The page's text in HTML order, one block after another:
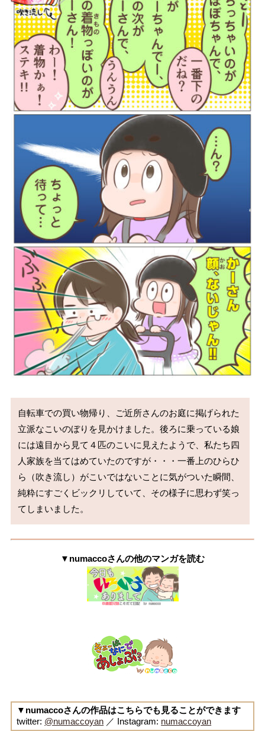
自転車での買い物帰り、ご近所さんのお庭に掲げられた
立派なこいのぼりを見かけました。後ろに乗っている娘
には遠目から見て４匹のこいに見えたようで、私たち四
人家族を当てはめていたのですが・・・一番上のひらひ
ら（吹き流し）がこいではないことに気がついた瞬間、
純粋にすごくビックリしていて、その様子に思わず笑っ
てしまいました。
▼numaccoさんの他のマンガを読む
▼numaccoさんの作品はこちらでも見ることができます
twitter: @numaccoyan ／ Instagram: numaccoyan